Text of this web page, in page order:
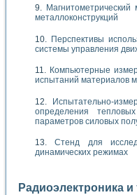
металлоконструкций
Перспективы
системы управления
Компьютерные
испытаний материалов
Испытательно-
определения
параметров силовых
Стенд для
динамических режимах
Радиоэлектроника